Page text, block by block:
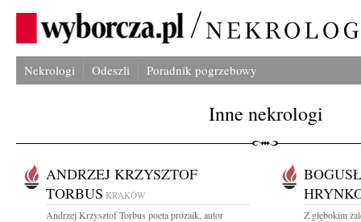
Nekrologi Odeszli Poradnik pogrzebowy
Inne nekrologi
ANDRZEJ KRZYSZTOF
TORBUS KRAKÓW
Andrzej Krzysztof Torbus poeta prozaik, autor
Z głębokim